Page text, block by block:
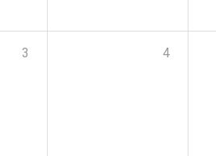
3 4